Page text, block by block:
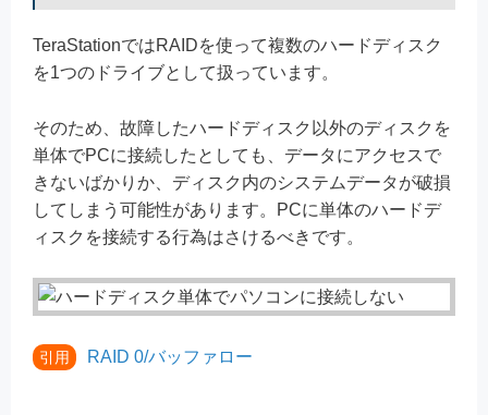
TeraStationではRAIDを使って複数のハードディスク
を1つのドライブとして扱っています。
そのため、故障したハードディスク以外のディスクを
単体でPCに接続したとしても、データにアクセスで
きないばかりか、ディスク内のシステムデータが破損
してしまう可能性があります。PCに単体のハードデ
ィスクを接続する行為はさけるべきです。
引用 RAID 0/バッファロー